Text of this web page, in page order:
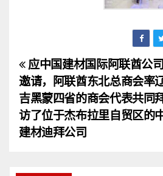
文
章
导
应中国建材国际阿联酋公司
邀请，阿联酋东北总商会率
吉黑蒙四省的商会代表共同
访了位于杰布拉里自贸区的
建材迪拜公司